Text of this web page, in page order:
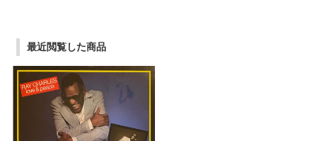
最近閲覧した商品